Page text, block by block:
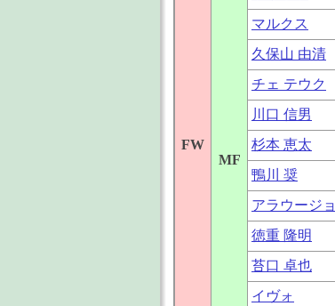
FW
MF
マルクス
久保山 由清
チェ テウク
川口 信男
杉本 恵太
鴨川 奨
アラウージョ
徳重 隆明
苔口 卓也
イヴォ